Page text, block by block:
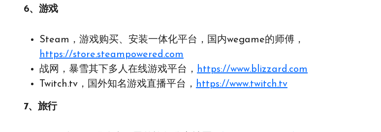
6、游戏
Steam，游戏购买、安装一体化平台，国内wegame的师傅，
https://store.steampowered.com
战网，暴雪其下多人在线游戏平台， https://www.blizzard.com
Twitch.tv，国外知名游戏直播平台， https://www.twitch.tv
7、旅行